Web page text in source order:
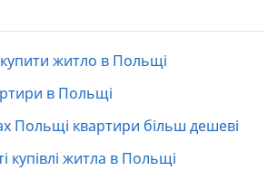
житло в Польщі
в Польщі
Польщі квартири більш дешеві
купівлі житла в Польщі